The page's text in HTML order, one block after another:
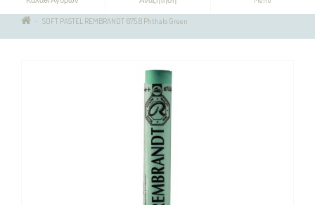
SOFT PASTEL REMBRANDT 675.8 Phthalo Green